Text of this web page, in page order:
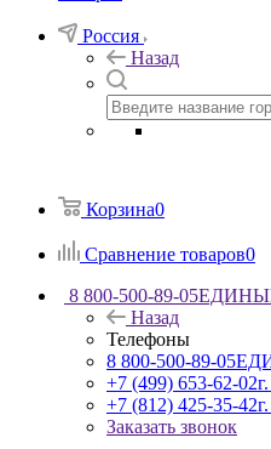
Россия
Назад
Корзина0
Сравнение товаров0
8 800-500-89-05
Назад
Телефоны
8 800-500-89-05
+7 (499) 653-62-02
+7 (812) 425-35-42
Заказать звонок